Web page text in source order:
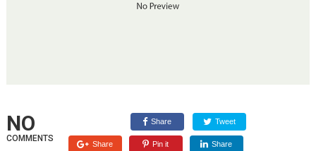
NO
COMMENTS
Share Tweet
Share Pin it Share